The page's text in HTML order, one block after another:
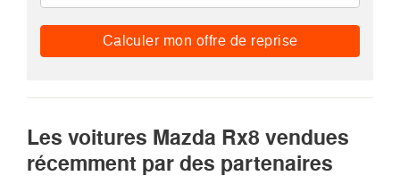
Calculer mon offre de reprise
Les voitures Mazda Rx8 vendues
récemment par des partenaires